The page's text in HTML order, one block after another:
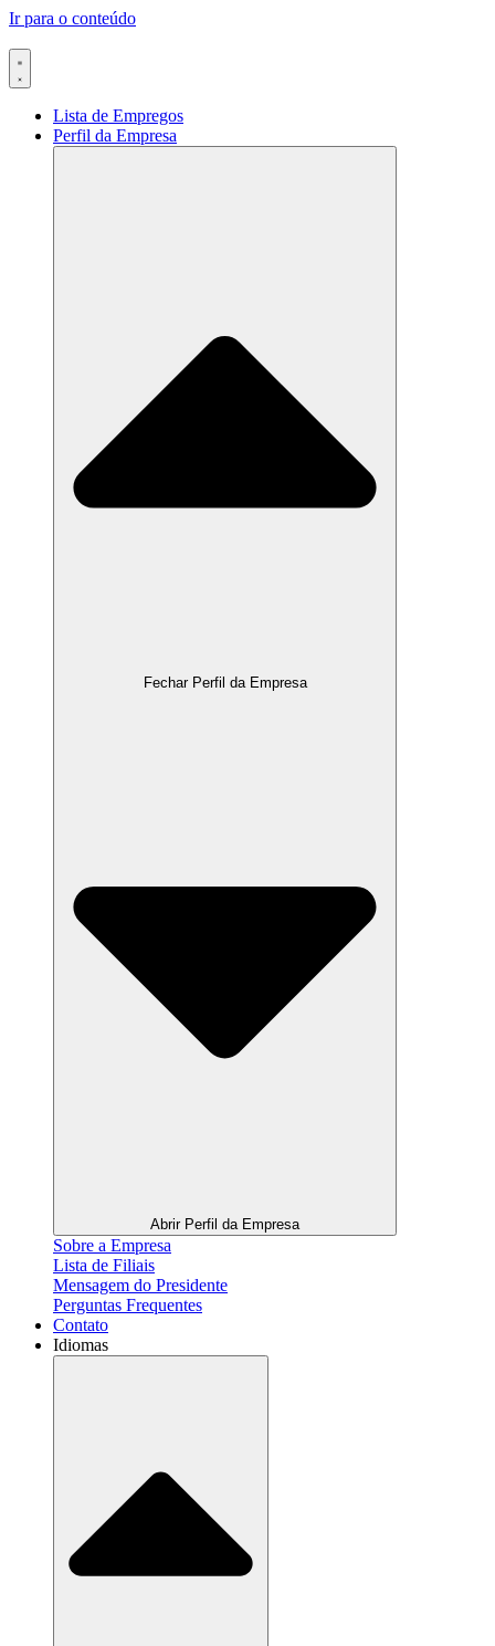
Ir para o conteúdo
Lista de Empregos
Perfil da Empresa
Fechar Perfil da Empresa
Abrir Perfil da Empresa
Sobre a Empresa
Lista de Filiais
Mensagem do Presidente
Perguntas Frequentes
Contato
Idiomas